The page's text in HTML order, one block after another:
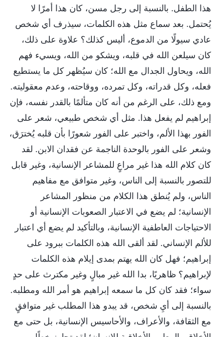
هذا الطفل. بالنسبة إلى رجل مسن، كان هذا أمرًا لا
يُحتمل. بعد سماع مثل هذه الكلمات، سيذرف أي شخص
عادي سيولًا من الدموع، أليس كذلك؟ علاوة على ذلك،
كان سيلعن الله في قلبه، ويشكو من الله، ويسيء فهم
الله، ويحاول الجدال مع الله؛ كان سيُظهر كل ما يستطيع
فعله، وكل قدراته، وكل تمرده، ووقاحته، وعدم معقوليته.
ومع ذلك، على الرغم من أنه كان متألمًا بالقدر نفسه، فإن
إبراهيم لم يفعل هذا. مثل أي شخص طبيعي، شعر على
الفور بهذا الألم، واختبر على الفور شعورًا بأن قلبه يُخترَق،
وشعر على الفور بالوحدة الناجمة عن فقدان الابن. لقد
كان كلام الله هذا غير مراعٍ للمشاعر الإنسانية، وغير قابل
للتصور بالنسبة إلى الناس، وغير متوافق مع مفاهيم
الناس، ولم يُنطق هذا الكلام من منظور المشاعر
الإنسانية؛ لم يضع في الاعتبار الصعوبات الإنسانية أو
الاحتياجات العاطفية الإنسانية، وبالتأكيد لم يضع أي اعتبار
للألم الإنساني. لقد ألقى الله هذه الكلمات ببرود على
إبراهيم؛ فهل كان الله يهتم بمدى إيلام هذه الكلمات
لإبراهيم؟ ظاهريًا، بدا الله غير مبالٍ وغير مكترث على حدٍ
سواء؛ فقد كان كل ما سمعه إبراهيم هو أمر الله ومطلبه.
بالنسبة إلى أيِ شخص، قد يبدو هذا المطلب غير متوافقٍ
مع الثقافة، والأعراف، والأحاسيس الإنسانية، بل حتى مع